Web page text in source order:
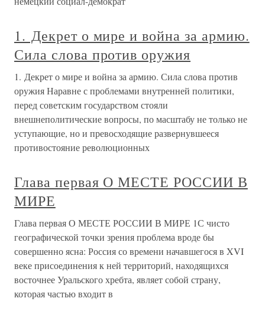
1. Декрет о мире и война за армию.
Сила слова против оружия
1. Декрет о мире и война за армию. Сила слова против
оружия Наравне с проблемами внутренней политики,
перед советским государством стояли
внешнеполитические вопросы, по масштабу не только не
уступающие, но и превосходящие развернувшееся
противостояние революционных
Глава первая О МЕСТЕ РОССИИ В
МИРЕ
Глава первая О МЕСТЕ РОССИИ В МИРЕ 1С чисто
географической точки зрения проблема вроде бы
совершенно ясна: Россия со времени начавшегося в XVI
веке присоединения к ней территорий, находящихся
восточнее Уральского хребта, являет собой страну,
которая частью входит в